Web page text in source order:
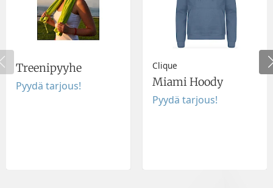
Treenipyyhe
Pyydä tarjous!
Clique
Miami Hoody
Pyydä tarjous!